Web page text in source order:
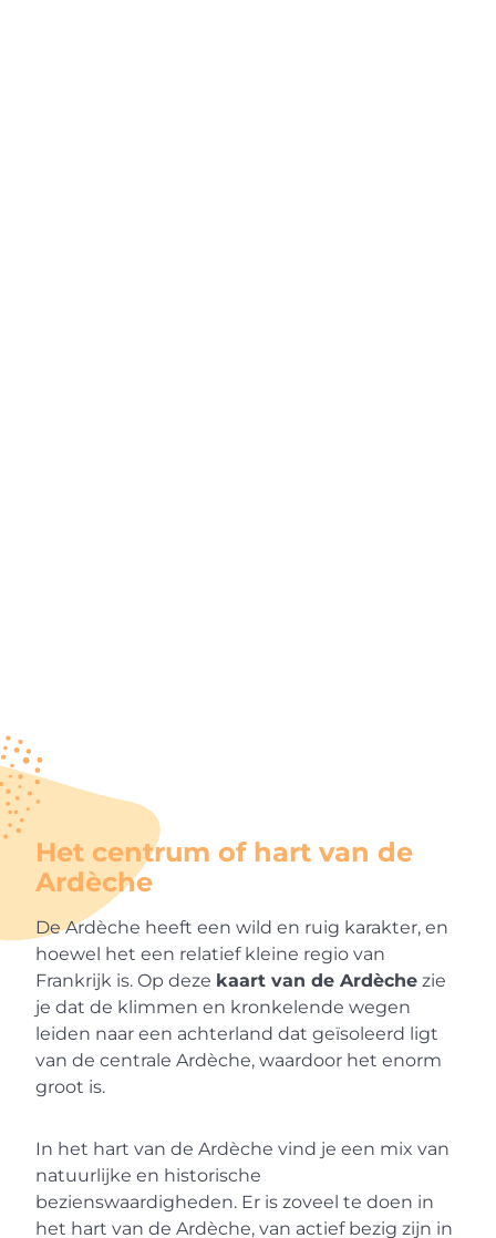
Het centrum of hart van de
Ardèche
De Ardèche heeft een wild en ruig karakter, en
hoewel het een relatief kleine regio van
Frankrijk is. Op deze kaart van de Ardèche zie
je dat de klimmen en kronkelende wegen
leiden naar een achterland dat geïsoleerd ligt
van de centrale Ardèche, waardoor het enorm
groot is.
In het hart van de Ardèche vind je een mix van
natuurlijke en historische
bezienswaardigheden. Er is zoveel te doen in
het hart van de Ardèche, van actief bezig zijn in